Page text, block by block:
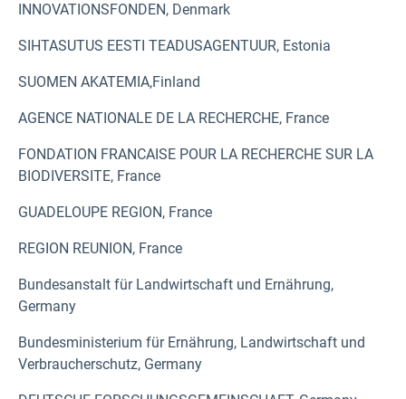
INNOVATIONSFONDEN, Denmark
SIHTASUTUS EESTI TEADUSAGENTUUR, Estonia
SUOMEN AKATEMIA,Finland
AGENCE NATIONALE DE LA RECHERCHE, France
FONDATION FRANCAISE POUR LA RECHERCHE SUR LA
BIODIVERSITE, France
GUADELOUPE REGION, France
REGION REUNION, France
Bundesanstalt für Landwirtschaft und Ernährung,
Germany
Bundesministerium für Ernährung, Landwirtschaft und
Verbraucherschutz, Germany